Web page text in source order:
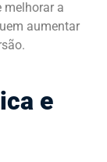
melhorar a
aumentar
e